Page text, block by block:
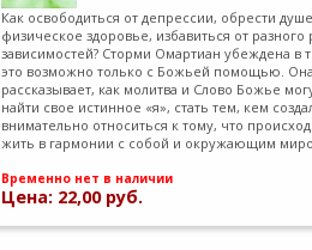
Как освободиться от депрессии, обрести
физическое здоровье, избавиться от разного
зависимостей? Сторми Омартиан убеждена в
это возможно только с Божьей помощью. Она
рассказывает, как молитва и Слово Божье
найти свое истинное «я», стать тем, кем
внимательно относиться к тому, что
жить в гармонии с собой и окружающим
Временно нет в наличии
Цена: 22,00 руб.